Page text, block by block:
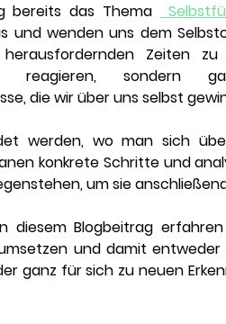
bereits das Thema
und wenden uns dem
Zeiten zu
reagieren, sondern
die wir über uns selbst
werden, wo man sich
konkrete Schritte und
um sie
Blogbeitrag
und damit entweder
ganz für sich zu neuen